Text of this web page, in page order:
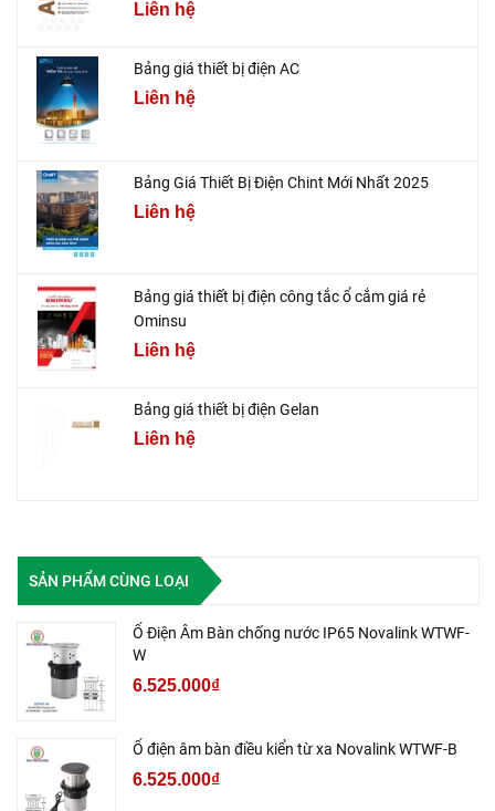
Liên hệ
Bảng giá thiết bị điện AC
Liên hệ
Bảng Giá Thiết Bị Điện Chint Mới Nhất 2025
Liên hệ
Bảng giá thiết bị điện công tắc ổ cắm giá rẻ
Ominsu
Liên hệ
Bảng giá thiết bị điện Gelan
Liên hệ
SẢN PHẨM CÙNG LOẠI
Ổ Điện Âm Bàn chống nước IP65 Novalink WTWF-
W
6.525.000₫
Ổ điện âm bàn điều kiển từ xa Novalink WTWF-B
6.525.000₫